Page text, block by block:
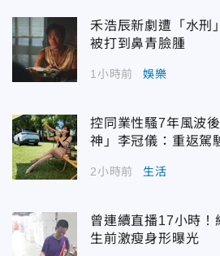
禾浩辰新劇遭「水
被打到鼻青臉腫
1小時前 娛樂
控同業性騷7年風波
神」李冠儀：重返駕
2小時前 生活
曾連續直播17小時
生前激瘦身形曝光